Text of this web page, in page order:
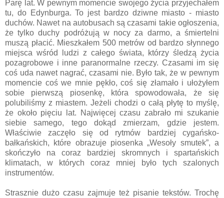
Parę lat. W pewnym momencie swojego życia przyjechałem
tu, do Edynburga. To jest bardzo dziwne miasto - miasto
duchów. Nawet na autobusach są czasami takie ogłoszenia,
że tylko duchy podróżują w nocy za darmo, a śmiertelni
muszą płacić. Mieszkałem 500 metrów od bardzo słynnego
miejsca wśród ludzi z całego świata, którzy śledzą życia
pozagrobowe i inne paranormalne rzeczy. Czasami im się
coś uda nawet nagrać, czasami nie. Było tak, że w pewnym
momencie coś we mnie pękło, coś się złamało i ułożyłem
sobie pierwszą piosenkę, która spowodowała, że się
polubiliśmy z miastem. Jeżeli chodzi o całą płytę to myślę,
że około pięciu lat. Najwięcej czasu zabrało mi szukanie
siebie samego, tego dokąd zmierzam, gdzie jestem.
Właściwie zaczęło się od rytmów bardziej cygańsko-
bałkańskich, które obrazuje piosenka „Wesoły smutek”, a
skończyło na coraz bardziej skromnych i spartańskich
klimatach, w których coraz mniej było tych szalonych
instrumentów.
Strasznie dużo czasu zajmuje też pisanie tekstów. Trochę